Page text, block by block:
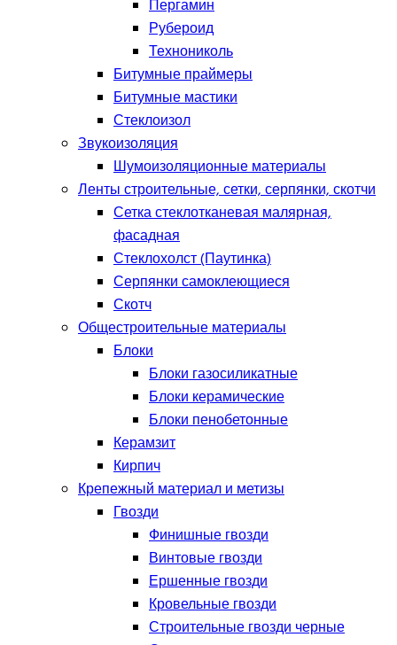
Пергамин
Рубероид
Технониколь
Битумные праймеры
Битумные мастики
Стеклоизол
Звукоизоляция
Шумоизоляционные материалы
Ленты строительные, сетки, серпянки, скотчи
Сетка стеклотканевая малярная,
фасадная
Стеклохолст (Паутинка)
Серпянки самоклеющиеся
Скотч
Общестроительные материалы
Блоки
Блоки газосиликатные
Блоки керамические
Блоки пенобетонные
Керамзит
Кирпич
Крепежный материал и метизы
Гвозди
Финишные гвозди
Винтовые гвозди
Ершенные гвозди
Кровельные гвозди
Строительные гвозди черные